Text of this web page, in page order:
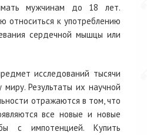
мужчинам до 18 лет.
относиться к употреблению
сердечной мышцы или
исследований тысячи
миру. Результаты их научной
отражаются в том, что
все новые и новые
с импотенцией. Купить